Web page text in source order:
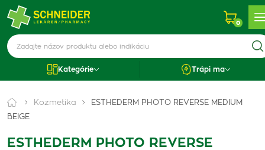
0
Kategórie Trápi ma
Kozmetika
ESTHEDERM PHOTO REVERSE MEDIUM
BEIGE
ESTHEDERM PHOTO REVERSE